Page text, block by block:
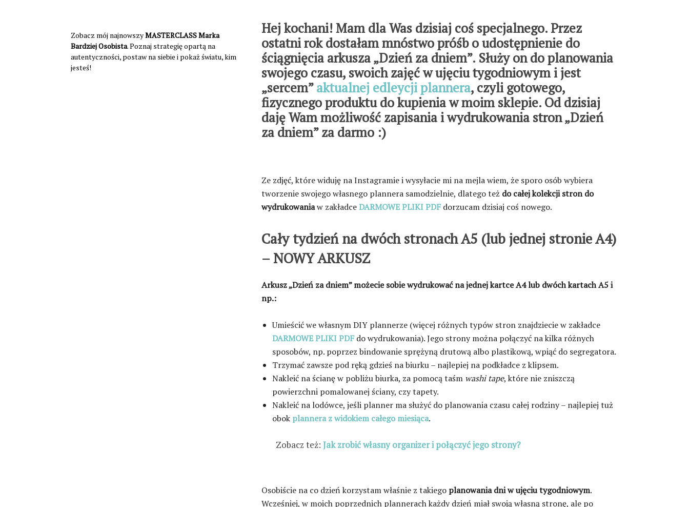
Hej kochani! Mam dla Was dzisiaj coś specjalnego. Przez
ostatni rok dostałam mnóstwo próśb o udostępnienie do
ściągnięcia arkusza „Dzień za dniem”. Służy on do planowania
swojego czasu, swoich zajęć w ujęciu tygodniowym i jest
„sercem”aktualnej edleycji plannera, czyli gotowego,
fizycznego produktu do kupienia w moim sklepie. Od dzisiaj
daję Wam możliwość zapisania i wydrukowania stron „Dzień
za dniem” za darmo :)
Ze zdjęć, które widuję na Instagramie i wysyłacie mi na mejla wiem, że sporo osób wybiera
tworzenie swojego własnego plannera samodzielnie, dlatego też do całej kolekcji stron do
wydrukowaniaw zakładceDARMOWE PLIKI PDF dorzucam dzisiaj coś nowego.
Cały tydzień na dwóch stronach A5 (lub jednej stronie A4)
– NOWY ARKUSZ
Arkusz „Dzień za dniem” możecie sobie wydrukować na jednej kartce A4 lub dwóch kartach A5 i
np.:
Umieścić we własnym DIY plannerze (więcej różnych typów stron znajdziecie w zakładce
DARMOWE PLIKI PDF do wydrukowania). Jego strony można połączyć na kilka różnych
sposobów, np. poprzez bindowanie sprężyną drutową albo plastikową, wpiąć do segregatora.
Trzymać zawsze pod ręką gdzieś na biurku – najlepiej na podkładce z klipsem.
Nakleić na ścianę w pobliżu biurka, za pomocą taśm washi tape, które nie zniszczą
powierzchni pomalowanej ściany, czy tapety.
Nakleić na lodówce, jeśli planner ma służyć do planowania czasu całej rodziny – najlepiej tuż
obok plannera z widokiem całego miesiąca.
Zobacz też: Jak zrobić własny organizer i połączyć jego strony?
Osobiście na co dzień korzystam właśnie z takiego planowania dni w ujęciu tygodniowym.
Wcześniej, w moich poprzednich plannerach każdy dzień miał swoją własną stronę, ale po
Zobacz mój najnowszyMASTERCLASS Marka
Bardziej Osobista. Poznaj strategię opartą na
autentyczności, postaw na siebie i pokaż światu, kim
jesteś!